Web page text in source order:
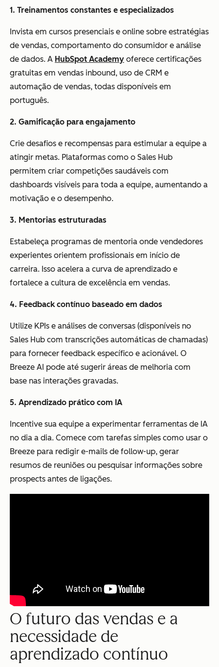
1. Treinamentos constantes e especializados
Invista em cursos presenciais e online sobre estratégias
de vendas, comportamento do consumidor e análise
de dados. A HubSpot Academy oferece certificações
gratuitas em vendas inbound, uso de CRM e
automação de vendas, todas disponíveis em
português.
2. Gamificação para engajamento
Crie desafios e recompensas para estimular a equipe a
atingir metas. Plataformas como o Sales Hub
permitem criar competições saudáveis com
dashboards visíveis para toda a equipe, aumentando a
motivação e o desempenho.
3. Mentorias estruturadas
Estabeleça programas de mentoria onde vendedores
experientes orientem profissionais em início de
carreira. Isso acelera a curva de aprendizado e
fortalece a cultura de excelência em vendas.
4. Feedback contínuo baseado em dados
Utilize KPIs e análises de conversas (disponíveis no
Sales Hub com transcrições automáticas de chamadas)
para fornecer feedback específico e acionável. O
Breeze AI pode até sugerir áreas de melhoria com
base nas interações gravadas.
5. Aprendizado prático com IA
Incentive sua equipe a experimentar ferramentas de IA
no dia a dia. Comece com tarefas simples como usar o
Breeze para redigir e-mails de follow-up, gerar
resumos de reuniões ou pesquisar informações sobre
prospects antes de ligações.
O futuro das vendas e a
necessidade de
aprendizado contínuo